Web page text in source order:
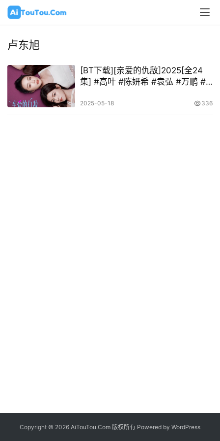
卢东旭
[BT下载][亲爱的仇敌]2025[全24
集] #高叶 #陈妍希 #袁弘 #万鹏 #
2025-05-18 336
Copyright © 2026 AiTouTou.Com 版权所有 Powered by WordPress